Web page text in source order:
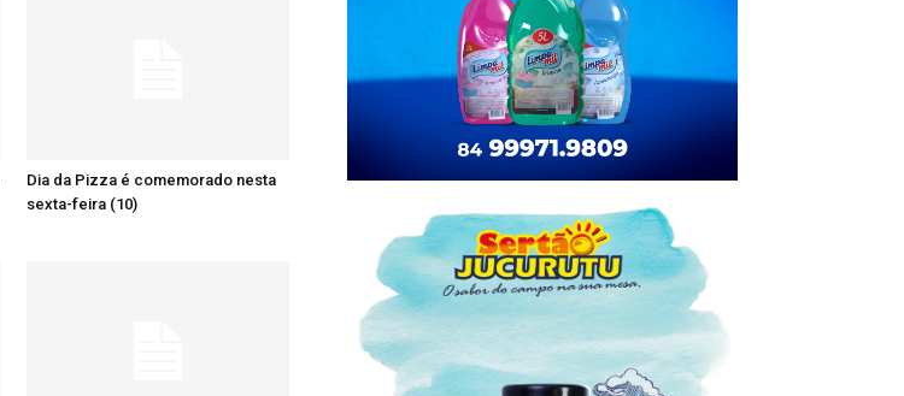
Dia da Pizza é comemorado nesta
sexta-feira (10)